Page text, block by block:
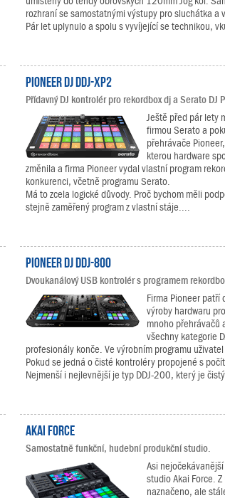
rozhraní se samostatnými výstupy pro sluchátka a
Pár let uplynulo a spolu s vyvíjející se technikou,
Pioneer DJ DDJ-XP2
Přídavný DJ kontrolér pro rekordbox dj a Serato DJ
Ještě před pár lety
firmou Serato a
přehrávače
kterou hardware
změnila a firma Pioneer vydal vlastní program
konkurenci, včetně programu Serato.
Má to zcela logické důvody. Proč bychom měli
stejně zaměřený program z vlastní stáje....
Pioneer DJ DDJ-800
Dvoukanálový USB kontrolér s programem
Firma Pioneer patří
výroby hardwaru
mnoho přehrávačů
všechny kategorie
profesionály konče. Ve výrobním programu
Pokud se jedná o čisté kontroléry propojené s
Nejmenší i nejlevnější je typ DDJ-200, který je
Akai Force
Samostatně funkční, hudební produkční studio.
Asi
studio Akai Force.
naznačeno, ale